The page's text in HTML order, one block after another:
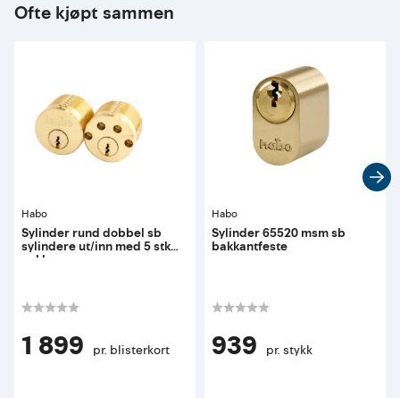
Ofte kjøpt sammen
Habo
Sylinder rund dobbel sb
sylindere ut/inn med 5 stk
nøkler
1 899 pr. blisterkort
Habo
Sylinder 65520 msm sb
bakkantfeste
939 pr. stykk